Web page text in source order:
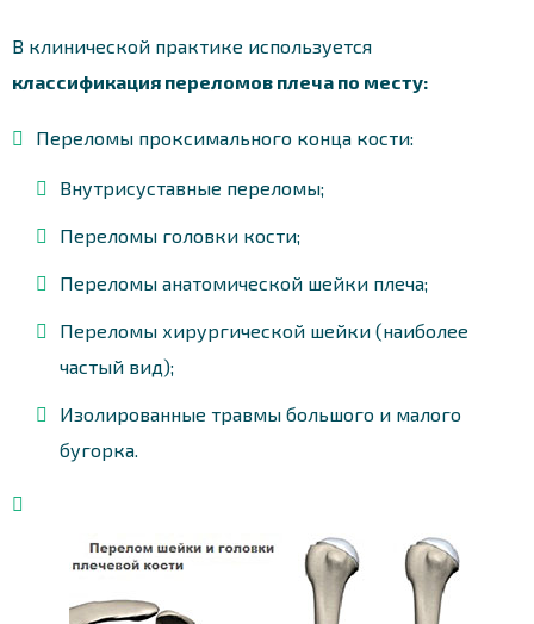
В клинической практике используется
классификация переломов плеча по месту:
Переломы проксимального конца кости:
Внутрисуставные переломы;
Переломы головки кости;
Переломы анатомической шейки плеча;
Переломы хирургической шейки (наиболее
частый вид);
Изолированные травмы большого и малого
бугорка.